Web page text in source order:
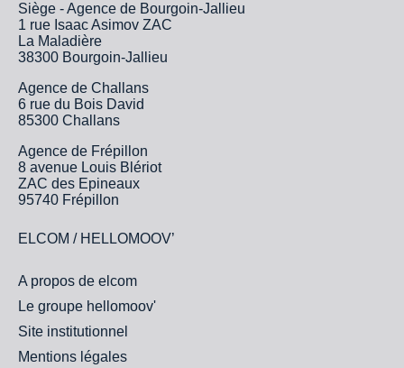
Siège - Agence de Bourgoin-Jallieu
1 rue Isaac Asimov ZAC
La Maladière
38300 Bourgoin-Jallieu
Agence de Challans
6 rue du Bois David
85300 Challans
Agence de Frépillon
8 avenue Louis Blériot
ZAC des Epineaux
95740 Frépillon
ELCOM / HELLOMOOV’
A propos de elcom
Le groupe hellomoov'
Site institutionnel
Mentions légales